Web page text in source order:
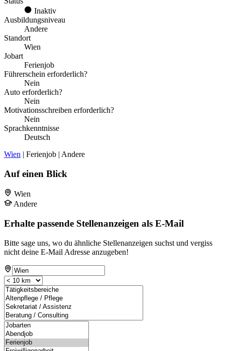
Inaktiv
Ausbildungsniveau
Andere
Standort
Wien
Jobart
Ferienjob
Führerschein erforderlich?
Nein
Auto erforderlich?
Nein
Motivationsschreiben erforderlich?
Nein
Sprachkenntnisse
Deutsch
Wien | Ferienjob | Andere
Auf einen Blick
Wien
Andere
Erhalte passende Stellenanzeigen als E-Mail
Bitte sage uns, wo du ähnliche Stellenanzeigen suchst und vergiss
nicht deine E-Mail Adresse anzugeben!